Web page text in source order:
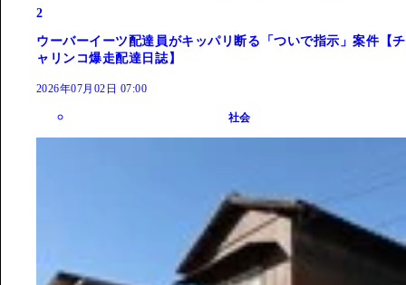
2
ウーバーイーツ配達員がキッパリ断る「ついで指示」案件【チ
ャリンコ爆走配達日誌】
2026年07月02日 07:00
社会